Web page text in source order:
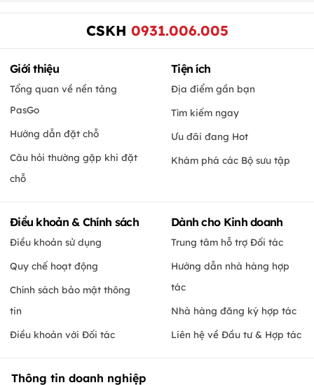
CSKH 0931.006.005
Giới thiệu
Tổng quan về nền tảng
PasGo
Hướng dẫn đặt chỗ
Câu hỏi thường gặp khi đặt
chỗ
Tiện ích
Địa điểm gần bạn
Tìm kiếm ngay
Ưu đãi đang Hot
Khám phá các Bộ sưu tập
Điều khoản & Chính sách
Điều khoản sử dụng
Quy chế hoạt động
Chính sách bảo mật thông
tin
Điều khoản với Đối tác
Dành cho Kinh doanh
Trung tâm hỗ trợ Đối tác
Hướng dẫn nhà hàng hợp
tác
Nhà hàng đăng ký hợp tác
Liên hệ về Đầu tư & Hợp tác
Thông tin doanh nghiệp